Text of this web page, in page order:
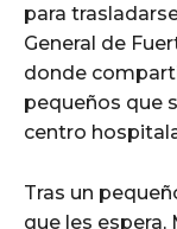
para
General de
donde
pequeños que
centro
Tras un
que les espera,